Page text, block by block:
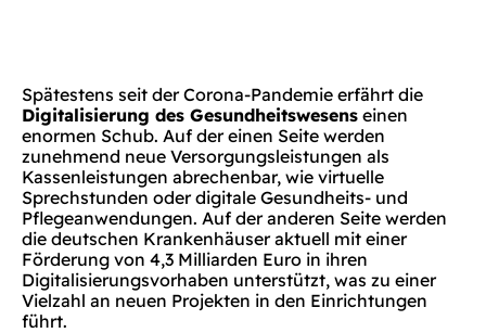
Spätestens seit der Corona-Pandemie erfährt die
Digitalisierung des Gesundheitswesens einen
enormen Schub. Auf der einen Seite werden
zunehmend neue Versorgungsleistungen als
Kassenleistungen abrechenbar, wie virtuelle
Sprechstunden oder digitale Gesundheits- und
Pflegeanwendungen. Auf der anderen Seite werden
die deutschen Krankenhäuser aktuell mit einer
Förderung von 4,3 Milliarden Euro in ihren
Digitalisierungsvorhaben unterstützt, was zu einer
Vielzahl an neuen Projekten in den Einrichtungen
führt.